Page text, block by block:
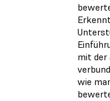
mit der
wie